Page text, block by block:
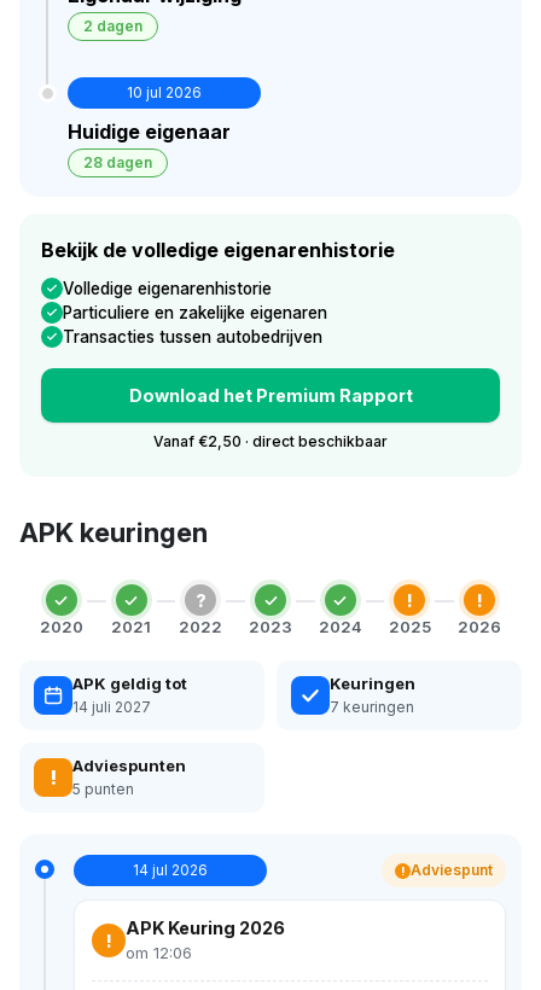
2 dagen
10 jul 2026
Huidige eigenaar
28 dagen
Bekijk de volledige eigenarenhistorie
Volledige eigenarenhistorie
Particuliere en zakelijke eigenaren
Transacties tussen autobedrijven
Download het Premium Rapport
Vanaf €2,50 · direct beschikbaar
APK keuringen
2020 2021
?
2022 2023 2024
!
2025
!
2026
APK geldig tot
14 juli 2027
Keuringen
7 keuringen
! Adviespunten
5 punten
14 jul 2026 ! Adviespunt
!
APK Keuring 2026
om 12:06